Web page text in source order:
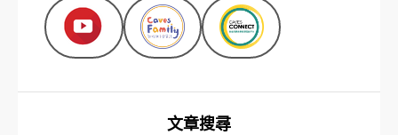
文章搜尋